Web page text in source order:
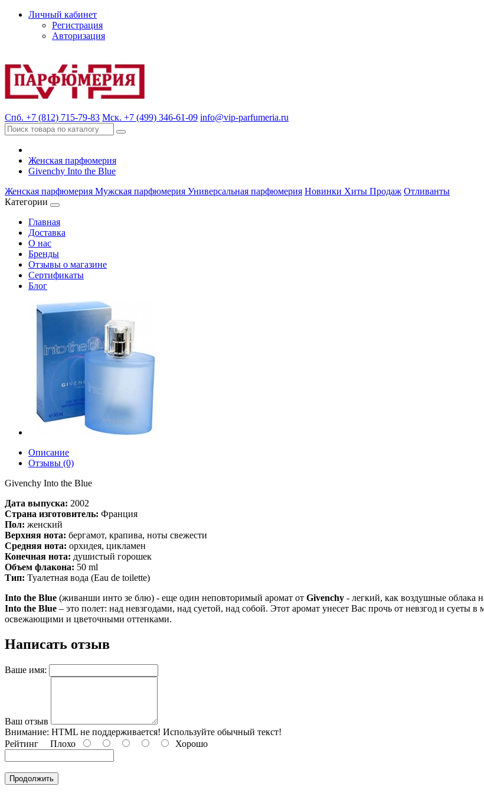
Личный кабинет
Регистрация
Авторизация
Спб. +7 (812) 715-79-83 Мск. +7 (499) 346-61-09 info@vip-parfumeria.ru
Женская парфюмерия
Givenchy Into the Blue
Женская парфюмерия Мужская парфюмерия Универсальная парфюмерия Новинки Хиты Продаж Отливанты
Категории
Главная
Доставка
О нас
Бренды
Отзывы о магазине
Сертификаты
Блог
Описание
Отзывы (0)
Givenchy Into the Blue
Дата выпуска: 2002
Страна изготовитель: Франция
Пол: женский
Верхняя нота: бергамот, крапива, ноты свежести
Средняя нота: орхидея, цикламен
Конечная нота: душистый горошек
Объем флакона: 50 ml
Тип: Туалетная вода (Eau de toilette)
Into the Blue (живанши инто зе блю) - еще один неповторимый аромат от Givenchy - легкий, как воздушные облака
Into the Blue – это полет: над невзгодами, над суетой, над собой. Этот аромат унесет Вас прочь от невзгод и
освежающими и цветочными оттенками.
Написать отзыв
Ваше имя:
Ваш отзыв
Внимание: HTML не поддерживается! Используйте обычный текст!
Рейтинг Плохо Хорошо
Продолжить